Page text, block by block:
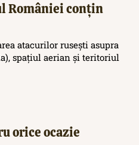
României conțin
atacurilor rusești asupra
spațiul aerian și teritoriul
orice ocazie